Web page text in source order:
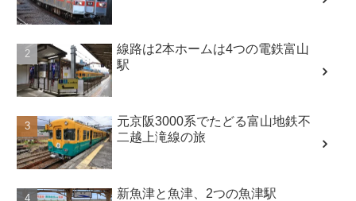
線路は2本ホームは4つの電鉄富山
駅
元京阪3000系でたどる富山地鉄不
二越上滝線の旅
新魚津と魚津、2つの魚津駅